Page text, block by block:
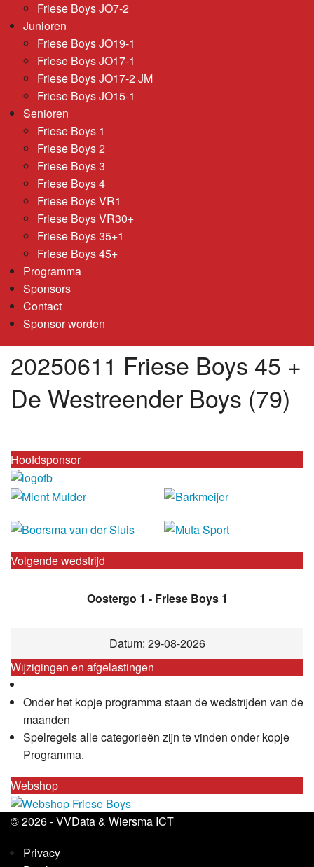
Friese Boys JO7-2
Junioren
Friese Boys JO19-1
Friese Boys JO17-1
Friese Boys JO17-2 JM
Friese Boys JO15-1
Senioren
Friese Boys 1
Friese Boys 2
Friese Boys 3
Friese Boys 4
Friese Boys VR1
Friese Boys VR30+
Friese Boys 35+1
Friese Boys 45+
Programma
Sponsors
Contact
Sponsor worden
20250611 Friese Boys 45 +
De Westreender Boys (79)
Hoofdsponsor
Volgende wedstrijd
Oostergo 1 - Friese Boys 1
Datum: 29-08-2026
Wijzigingen en afgelastingen
Onder het kopje programma staan de wedstrijden van de
maanden
Spelregels alle categorieën zijn te vinden onder kopje
Programma.
Webshop
© 2026 -VVData& Wiersma ICT
Privacy